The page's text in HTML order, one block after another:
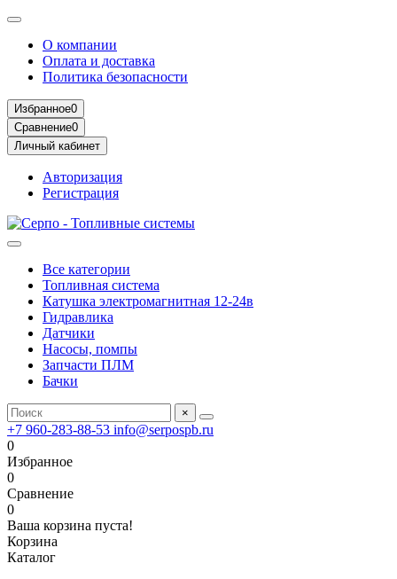
О компании
Оплата и доставка
Политика безопасности
Избранное0
Сравнение0
Личный кабинет
Авторизация
Регистрация
Все категории
Топливная система
Катушка электромагнитная 12-24в
Гидравлика
Датчики
Насосы, помпы
Запчасти ПЛМ
Бачки
×
+7 960-283-88-53 info@serpospb.ru
0
Избранное
0
Сравнение
0
Ваша корзина пуста!
Корзина
Каталог